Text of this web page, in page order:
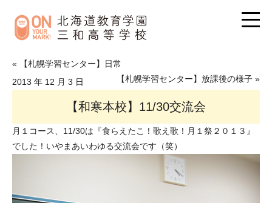
« 【札幌学習センター】日常
【札幌学習センター】放課後の様子 »
2013 年 12 月 3 日
【和寒本校】11/30交流会
月１コース、11/30は『食らえたこ！歌え歌！月１祭２０１３』
でした！いやまあいわゆる交流会です（笑）